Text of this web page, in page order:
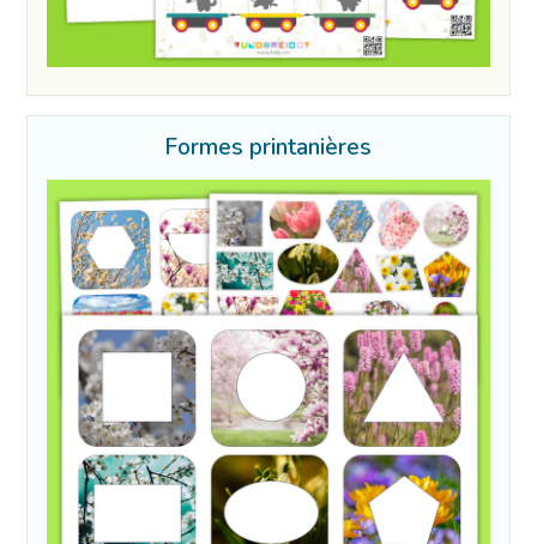
Formes printanières